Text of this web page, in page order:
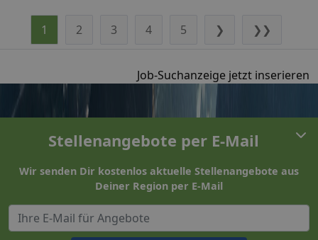
1 2 3 4 5 ❯ ❯❯
Job-Suchanzeige jetzt inserieren
Stellenangebote per E-Mail
Wir senden Dir kostenlos aktuelle Stellenangebote aus
Deiner Region per E-Mail